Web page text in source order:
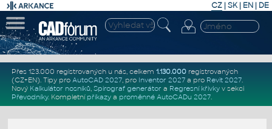
CZ | SK| EN | DE
Přes 123.000 registrovaných u nás, celkem 1.130.000registrovaných
(CZ+EN). Tipy pro AutoCAD 2027, pro Inventor 2027a pro Revit 2027.
Nový Kalkulátor nosníků, Spirograf generátor a Regresní křivkyv sekci
Převodníky. Kompletní příkazya proměnné AutoCADu 2027.